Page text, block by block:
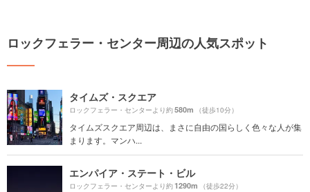
ロックフェラー・センター周辺の人気スポット
タイムズ・スクエア
ロックフェラー・センターより約580m （徒歩10分）
タイムズスクエア周辺は、まさに自由の国らしく色々な人が集
まります。マンハ...
エンパイア・ステート・ビル
ロックフェラー・センターより約1290m （徒歩22分）